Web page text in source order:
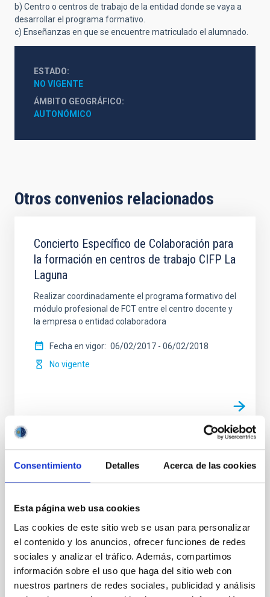
Consentimiento Detalles Acerca de las cookies
Esta página web usa cookies
Las cookies de este sitio web se usan para personalizar
el contenido y los anuncios, ofrecer funciones de redes
sociales y analizar el tráfico. Además, compartimos
información sobre el uso que haga del sitio web con
nuestros partners de redes sociales, publicidad y análisis
b) Centro o centros de trabajo de la entidad donde se vaya a
desarrollar el programa formativo.
c) Enseñanzas en que se encuentre matriculado el alumnado.
ESTADO
NO VIGENTE
ÁMBITO GEOGRÁFICO
AUTONÓMICO
Otros convenios relacionados
Concierto Específico de Colaboración para
la formación en centros de trabajo CIFP La
Laguna
Realizar coordinadamente el programa formativo del
módulo profesional de FCT entre el centro docente y
la empresa o entidad colaboradora
Fecha en vigor 06/02/2017 - 06/02/2018
No vigente
Convenio entre el Instituto de Astrofísica
ayudas en el Máster de Astrofísica
Regular la colaboración entre las partes firmantes
para el desarrollo de un programa de ayudas
destinado, en cada curso académico y durante el
periodo de vigencia del convenio, al alumnado que se
Fecha en vigor 22/10/2019-22/10/2023